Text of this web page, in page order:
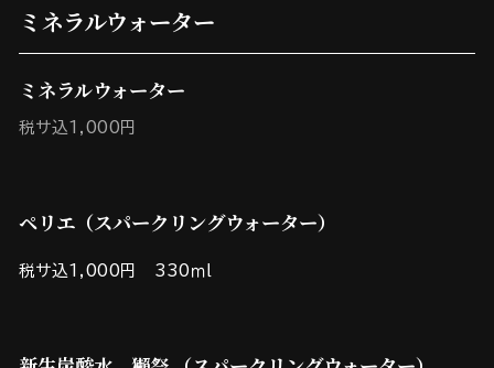
ミネラルウォーター
ミネラルウォーター
税サ込1,000円
ペリエ（スパークリングウォーター）
税サ込1,000円 330ｍｌ